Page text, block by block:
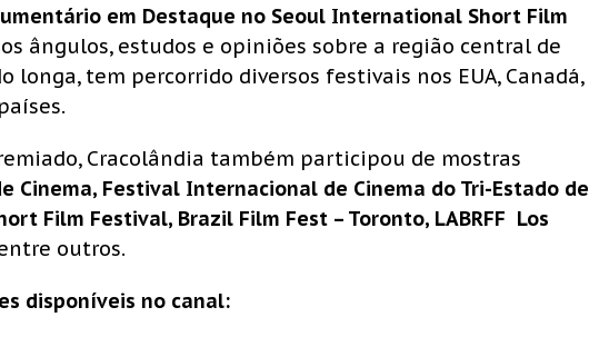
em Destaque no Seoul International Short Film
ângulos, estudos e opiniões sobre a região central de
longa, tem percorrido diversos festivais nos EUA, Canadá,
Cracolândia também participou de mostras
Cinema, Festival Internacional de Cinema do Tri-Estado de
Film Festival, Brazil Film Fest – Toronto, LABRFF  Los
outros.
disponíveis no canal: